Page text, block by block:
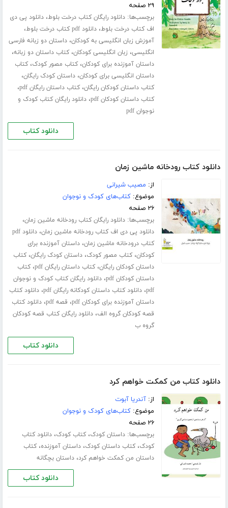
۲۹ صفحه
برچسب‌ها:دانلود رایگان کتاب درخت بلوط،دانلود پی دی
اف کتاب درخت بلوط،دانلود pdf کتاب درخت بلوط ،
آموزش زبان انگلیسی به کودکان،داستان دو زبانه فارسی
انگلیسی، زبان انگلیسی کودکان،کتاب داستان دو زبانه،
داستان آموزنده برای کودکان،کتاب مصور کودک،کتاب
داستان انگلیسی برای کودکان،داستان کودک رایگان،
کتاب داستان کودکان رایگان،کتاب داستان رایگان pdf ،
کتاب داستان کودکان pdf ،دانلود رایگان کتاب کودک و
نوجوان pdf
دانلود کتاب
دانلود کتاب رودخانه ماشین زمان
از: مصیب شیرانی
موضوع:کتاب‌های کودک و نوجوان
۲۶ صفحه
برچسب‌ها:دانلود رایگان کتاب رودخانه ماشین زمان،
دانلود پی دی اف کتاب رودخانه ماشین زمان،
دانلود pdf
کتاب درودخانه ماشین زمان،داستان آموزنده برای
کودکان،کتاب مصور کودک،داستان کودک رایگان،کتاب
داستان کودکان رایگان،کتاب داستان رایگان pdf ،کتاب
داستان کودکان pdf
،دانلود رایگان کتاب کودک و نوجوان
pdf،دانلود کتاب داستان کودکانه رایگان pdf ،دانلود کتاب
داستان آموزنده برای کودکان pdf
، قصه pdf ،دانلود کتاب
قصه کودکان گروه الف،دانلود رایگان کتاب قصه کودکان
گروه ب
دانلود کتاب
دانلود کتاب من کمکت خواهم کرد
از:آندریا آبوت
موضوع:کتاب‌های کودک و نوجوان
۲۶ صفحه
برچسب‌ها:داستان کودک،کتاب کودک،دانلود کتاب
کودک،کتاب داستان کودک،داستان آموزنده،کتاب
داستان من کمکت خواهم کرد،داستان بچگانه
دانلود کتاب